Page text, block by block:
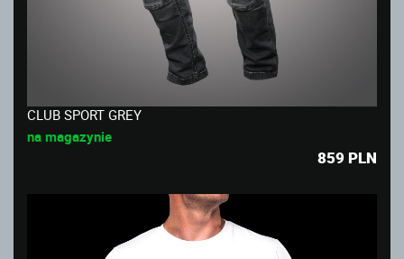
CLUB SPORT GREY
na magazynie
859 PLN